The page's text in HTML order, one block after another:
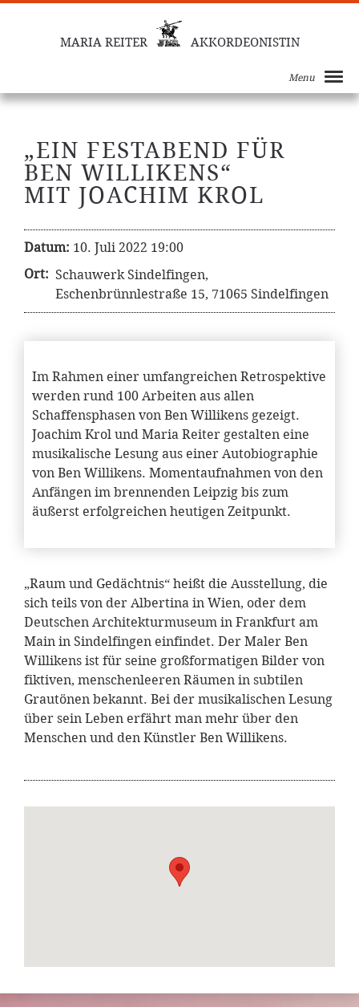
MARIA REITER AKKORDEONISTIN
Menu
„EIN FESTABEND FÜR
BEN WILLIKENS“
MIT JOACHIM KROL
Datum: 10. Juli 2022 19:00
Ort: Schauwerk Sindelfingen,
Eschenbrünnlestraße 15, 71065 Sindelfingen
Im Rahmen einer umfangreichen Retrospektive
werden rund 100 Arbeiten aus allen
Schaffensphasen von Ben Willikens gezeigt.
Joachim Krol und Maria Reiter gestalten eine
musikalische Lesung aus einer Autobiographie
von Ben Willikens. Momentaufnahmen von den
Anfängen im brennenden Leipzig bis zum
äußerst erfolgreichen heutigen Zeitpunkt.
„Raum und Gedächtnis“ heißt die Ausstellung, die
sich teils von der Albertina in Wien, oder dem
Deutschen Architekturmuseum in Frankfurt am
Main in Sindelfingen einfindet. Der Maler Ben
Willikens ist für seine großformatigen Bilder von
fiktiven, menschenleeren Räumen in subtilen
Grautönen bekannt. Bei der musikalischen Lesung
über sein Leben erfährt man mehr über den
Menschen und den Künstler Ben Willikens.